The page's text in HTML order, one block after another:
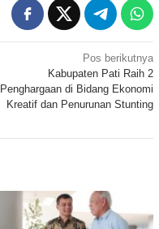
Pos berikutnya
Kabupaten Pati Raih 2
Penghargaan di Bidang Ekonomi
Kreatif dan Penurunan Stunting